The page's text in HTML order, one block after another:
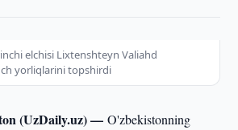
elchisi Lixtenshteyn Valiahd
yorliqlarini topshirdi
(UzDaily.uz) —O'zbekistonning